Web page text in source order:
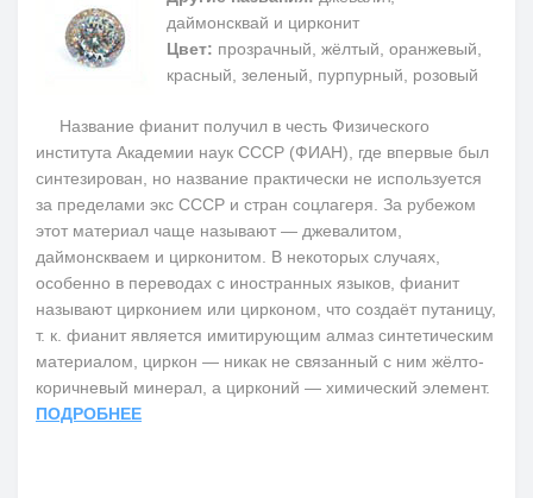
даймонсквай и цирконит
Цвет: прозрачный, жёлтый, оранжевый,
красный, зеленый, пурпурный, розовый
Название фианит получил в честь Физического
института Академии наук СССР (ФИАН), где впервые был
синтезирован, но название практически не используется
за пределами экс СССР и стран соцлагеря. За рубежом
этот материал чаще называют — джевалитом,
даймонскваем и цирконитом. В некоторых случаях,
особенно в переводах с иностранных языков, фианит
называют цирконием или цирконом, что создаёт путаницу,
т. к. фианит является имитирующим алмаз синтетическим
материалом, циркон — никак не связанный с ним жёлто-
коричневый минерал, а цирконий — химический элемент.
ПОДРОБНЕЕ